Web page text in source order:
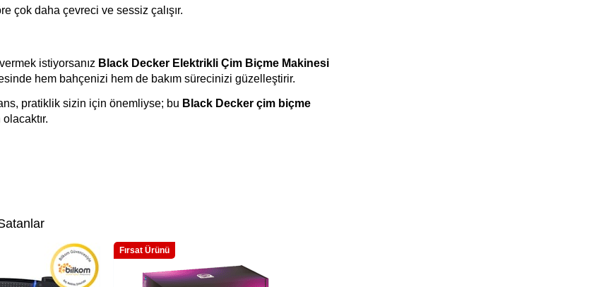
çok daha çevreci ve sessiz çalışır.
istiyorsanız Black Decker Elektrikli Çim Biçme Makinesi
hem bahçenizi hem de bakım sürecinizi güzelleştirir.
pratiklik sizin için önemliyse; bu Black Decker çim biçme
Fırsat Ürünü